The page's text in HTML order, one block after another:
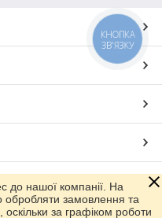
до нашої компанії. На
замовлення та
оскільки за графіком роботи
КНОПКА
ЗВ'ЯЗКУ